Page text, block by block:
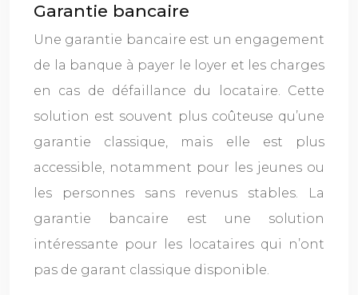
Garantie bancaire
Une garantie bancaire est un engagement
de la banque à payer le loyer et les charges
en cas de défaillance du locataire. Cette
solution est souvent plus coûteuse qu’une
garantie classique, mais elle est plus
accessible, notamment pour les jeunes ou
les personnes sans revenus stables. La
garantie bancaire est une solution
intéressante pour les locataires qui n’ont
pas de garant classique disponible.